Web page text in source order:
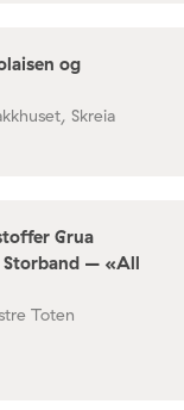
og
Skreia
Grua
Storband – «All
Toten